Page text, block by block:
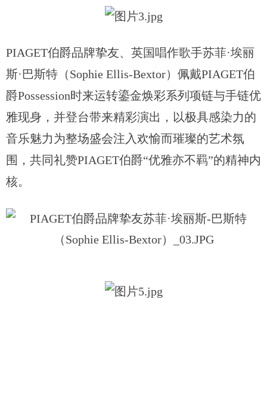
PIAGET伯爵品牌挚友、英国唱作歌手苏菲·埃丽
斯·巴斯特（Sophie Ellis-Bextor）佩戴PIAGET伯
爵Possession时来运转鎏金焕彩系列项链与手链优
雅现身，并登台带来精彩演出，以极具感染力的
音乐魅力为整场盛会注入欢愉而璀璨的艺术氛
围，共同礼赞PIAGET伯爵“优雅亦不羁”的精神内
核。